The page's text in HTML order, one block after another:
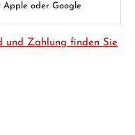
Apple oder Google
und Zahlung finden Sie